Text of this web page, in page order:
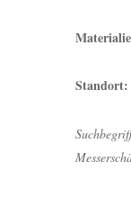
Standort: